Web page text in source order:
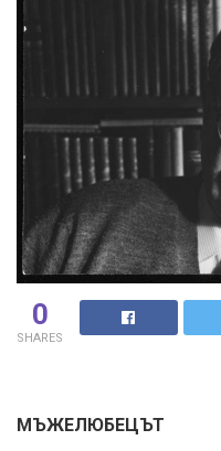
0
SHARES
МЪЖЕЛЮБЕЦЪТ